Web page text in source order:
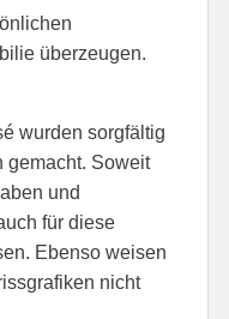
überzeugen.
wurden sorgfältig
gemacht. Soweit
und
für diese
Ebenso weisen
nicht